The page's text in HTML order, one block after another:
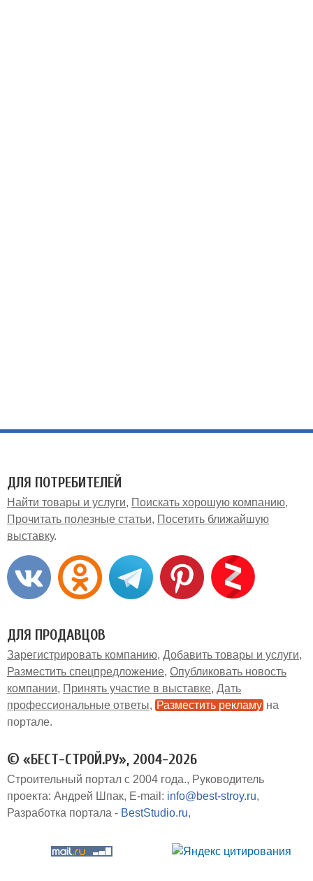
ДЛЯ ПОТРЕБИТЕЛЕЙ
Найти товары и услуги
Поискать хорошую компанию
Прочитать полезные статьи
Посетить ближайшую
выставку
ДЛЯ ПРОДАВЦОВ
Зарегистрировать компанию Добавить товары и услуги
Разместить спецпредложение Опубликовать новость
компании
Принять участие в выставке Дать
профессиональные ответы
Разместить рекламу на
портале
© «БЕСТ-СТРОЙ.РУ», 2004-2026
Строительный портал с 2004 года.
Руководитель
проекта: Андрей Шпак E-mail: info@best-stroy.ru
Разработка портала - BestStudio.ru